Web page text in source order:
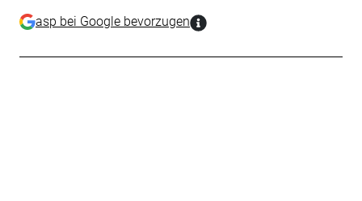
asp bei Google bevorzugen